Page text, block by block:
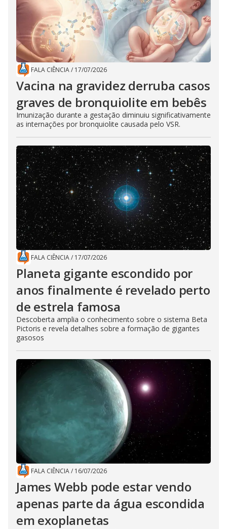
FALA CIÊNCIA/ 17/07/2026
Vacina na gravidez derruba casos
graves de bronquiolite em bebês
Imunização durante a gestação diminuiu significativamente
as internações por bronquiolite causada pelo VSR.
FALA CIÊNCIA/ 17/07/2026
Planeta gigante escondido por
anos finalmente é revelado perto
de estrela famosa
Descoberta amplia o conhecimento sobre o sistema Beta
Pictoris e revela detalhes sobre a formação de gigantes
gasosos
FALA CIÊNCIA/ 16/07/2026
James Webb pode estar vendo
apenas parte da água escondida
em exoplanetas